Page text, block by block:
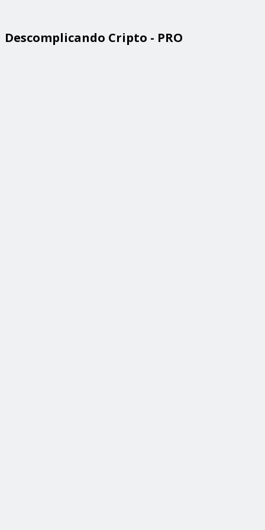
Descomplicando Cripto - PRO